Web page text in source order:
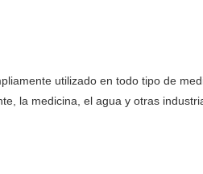
utilizado en todo tipo de
la medicina, el agua y otras